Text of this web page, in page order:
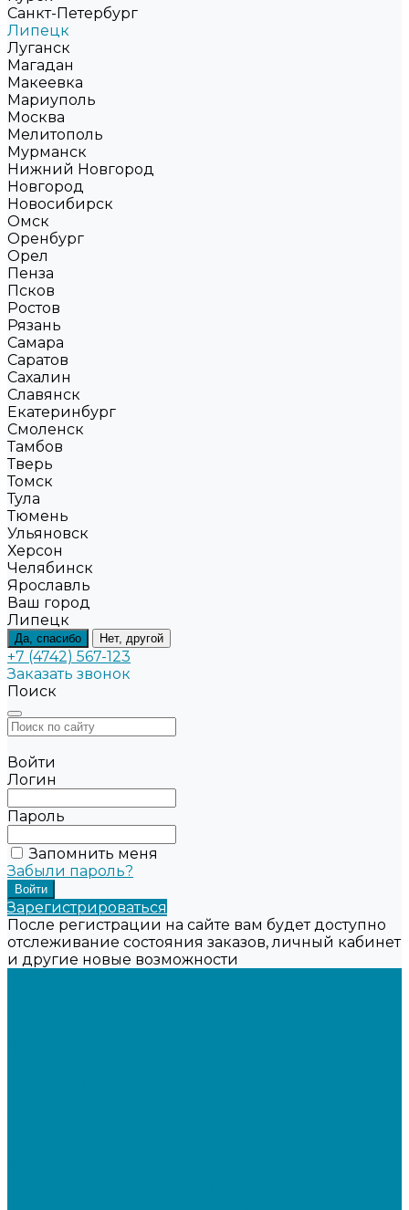
Санкт-Петербург
Липецк
Луганск
Магадан
Макеевка
Мариуполь
Москва
Мелитополь
Мурманск
Нижний Новгород
Новгород
Новосибирск
Омск
Оренбург
Орел
Пенза
Псков
Ростов
Рязань
Самара
Саратов
Сахалин
Славянск
Екатеринбург
Смоленск
Тамбов
Тверь
Томск
Тула
Тюмень
Ульяновск
Херсон
Челябинск
Ярославль
Ваш город
Липецк
Да, спасибо Нет, другой
+7 (4742) 567-123
Заказать звонок
Поиск
Войти
Логин
Пароль
Запомнить меня
Забыли пароль?
Зарегистрироваться
После регистрации на сайте вам будет доступно
отслеживание состояния заказов, личный кабинет
и другие новые возможности